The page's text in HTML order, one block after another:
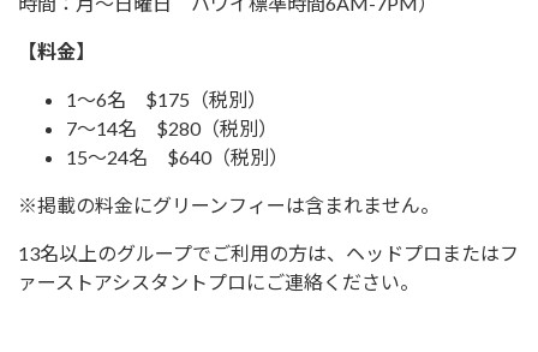
【料金】
1～6名 $175（税別）
7～14名 $280（税別）
15～24名 $640（税別）
※掲載の料金にグリーンフィーは含まれません。
13名以上のグループでご利用の方は、ヘッドプロまたはフ
ァーストアシスタントプロにご連絡ください。